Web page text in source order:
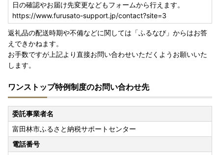
日の確認やお届け先変更などもフォームから行えます。
https://www.furusato-support.jp/contact?site=3
返礼品の配送時期や不備などに関しては「ふるなび」からはお答
えできかねます。
お手数ですが上記より直接お問い合わせいただくようお願いいた
します。
ワンストップ特例制度のお問い合わせ先
委託事業者名
富田林市ふるさと納税サポートセンター
電話番号